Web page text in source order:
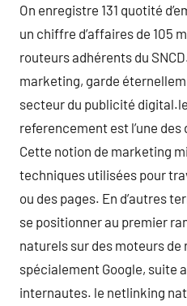
On enregistre 131 quotité
un chiffre d’affaires de 105
routeurs adhérents du
marketing, garde
secteur du publicité
referencement est l’une
Cette notion de marketing
techniques utilisées pour
ou des pages. En d’autres
se positionner au premier
naturels sur des moteurs de
spécialement Google, suite
internautes. le netlinking